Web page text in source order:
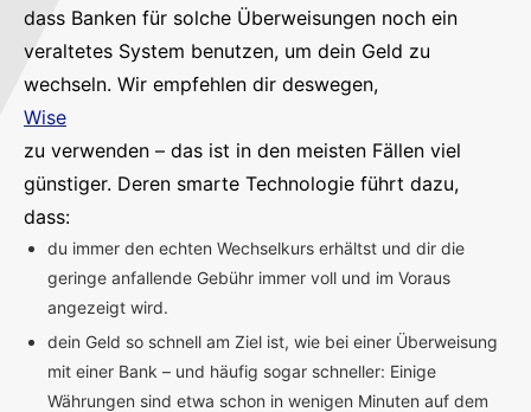
dass Banken für solche Überweisungen noch ein
veraltetes System benutzen, um dein Geld zu
wechseln. Wir empfehlen dir deswegen,
Wise
zu verwenden – das ist in den meisten Fällen viel
günstiger. Deren smarte Technologie führt dazu,
dass:
du immer den echten Wechselkurs erhältst und dir die
geringe anfallende Gebühr immer voll und im Voraus
angezeigt wird.
dein Geld so schnell am Ziel ist, wie bei einer Überweisung
mit einer Bank – und häufig sogar schneller: Einige
Währungen sind etwa schon in wenigen Minuten auf dem